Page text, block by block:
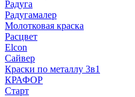
Радуга
Радугамалер
Молотковая краска
Расцвет
Elcon
Сайвер
Краски по металлу 3в1
КРАФОР
Старт